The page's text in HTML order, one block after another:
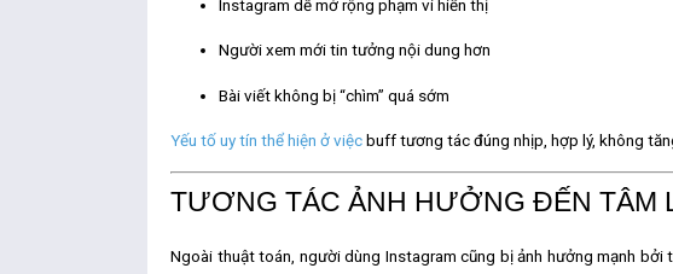
Instagram dễ mở rộng phạm vi hiển thị
Người xem mới tin tưởng nội dung hơn
Bài viết không bị “chìm” quá sớm
Yếu tố uy tín thể hiện ở việcbuff tương tácđúng nhịp, hợp lý, không
TƯƠNG TÁC ẢNH HƯỞNG ĐẾN TÂM
Ngoài thuật toán, người dùng Instagram cũng bị ảnh hưởng mạnh